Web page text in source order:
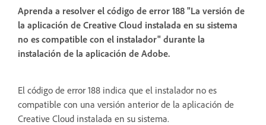
Aprenda a resolver el código de error 188 "La versión de
la aplicación de Creative Cloud instalada en su sistema
no es compatible con el instalador" durante la
instalación de la aplicación de Adobe.
El código de error 188 indica que el instalador no es
compatible con una versión anterior de la aplicación de
Creative Cloud instalada en su sistema.